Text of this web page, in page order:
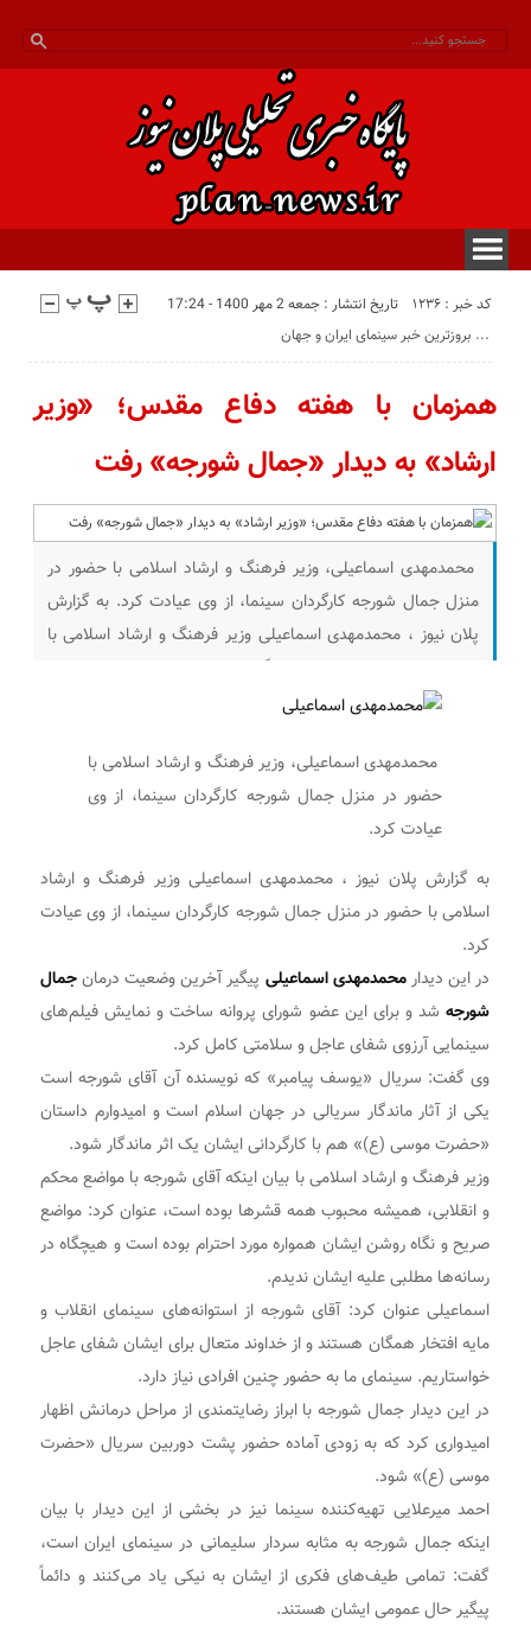
کد خبر : 1236
تاریخ انتشار : جمعه 2 مهر 1400 - 17:24
بروزترین خبر سینمای ایران و جهان ...
همزمان با هفته دفاع مقدس؛ «وزیر
ارشاد» به دیدار «جمال شورجه» رفت
محمدمهدی اسماعیلی، وزیر فرهنگ و ارشاد اسلامی با حضور در
منزل جمال شورجه کارگردان سینما، از وی عیادت کرد. به گزارش
پلان نیوز ، محمدمهدی اسماعیلی وزیر فرهنگ و ارشاد اسلامی با
حضور در منزل جمال شورجه کارگردان سینما، از وی عیادت کرد. در
این دیدار محمدمهدی اسماعیلی پیگیر آخرین وضعیت درمان جمال
محمدمهدی اسماعیلی، وزیر فرهنگ و ارشاد اسلامی با
حضور در منزل جمال شورجه کارگردان سینما، از وی
عیادت کرد.
به گزارش پلان نیوز ، محمدمهدی اسماعیلی وزیر فرهنگ و ارشاد
اسلامی با حضور در منزل جمال شورجه کارگردان سینما، از وی عیادت
کرد.
در این دیدارمحمدمهدی اسماعیلی پیگیر آخرین وضعیت درمانجمال
شورجهشد و برای این عضو شورای پروانه ساخت و نمایش فیلم‌های
سینمایی آرزوی شفای عاجل و سلامتی کامل کرد.
وی گفت: سریال «یوسف پیامبر» که نویسنده آن آقای شورجه است
یکی از آثار ماندگار سریالی در جهان اسلام است و امیدوارم داستان
«حضرت موسی (ع)» هم با کارگردانی ایشان یک اثر ماندگار شود.
وزیر فرهنگ و ارشاد اسلامی با بیان اینکه آقای شورجه با مواضع محکم
و انقلابی، همیشه محبوب همه قشرها بوده است، عنوان کرد: مواضع
صریح و نگاه روشن ایشان همواره مورد احترام بوده است و هیچگاه در
رسانه‌ها مطلبی علیه ایشان ندیدم.
اسماعیلی عنوان کرد: آقای شورجه از استوانه‌های سینمای انقلاب و
مایه افتخار همگان هستند و از خداوند متعال برای ایشان شفای عاجل
خواستاریم. سینمای ما به حضور چنین افرادی نیاز دارد.
در این دیدار جمال شورجه با ابراز رضایتمندی از مراحل درمانش اظهار
امیدواری کرد که به زودی آماده حضور پشت دوربین سریال «حضرت
موسی (ع)» شود.
احمد میرعلایی تهیه‌کننده سینما نیز در بخشی از این دیدار با بیان
اینکه جمال شورجه به مثابه سردار سلیمانی در سینمای ایران است،
گفت: تمامی طیف‌های فکری از ایشان به نیکی یاد می‌کنند و دائماً
پیگیر حال عمومی ایشان هستند.